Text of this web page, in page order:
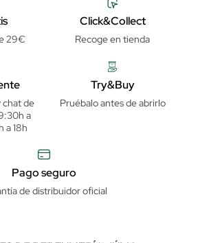
29€
Click&Collect
Recoge en tienda
chat de
a
a 18h
Try&Buy
Pruébalo antes de abrirlo
Pago seguro
de distribuidor oficial